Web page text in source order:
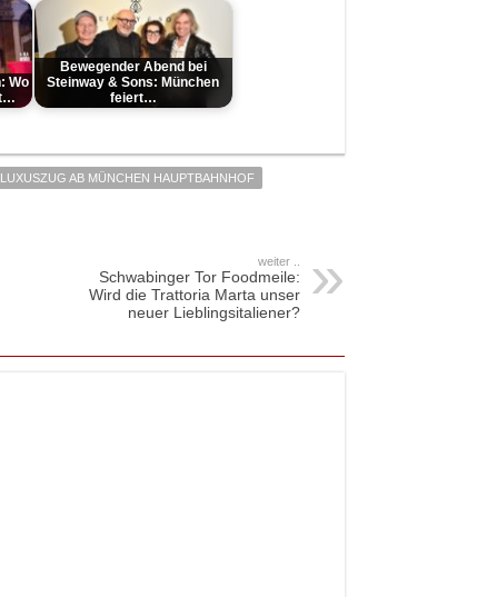
Wo
Bewegender Abend bei
Steinway & Sons: München
feiert…
LUXUSZUG AB MÜNCHEN HAUPTBAHNHOF
weiter ..
Schwabinger Tor Foodmeile:
Wird die Trattoria Marta unser
neuer Lieblingsitaliener?